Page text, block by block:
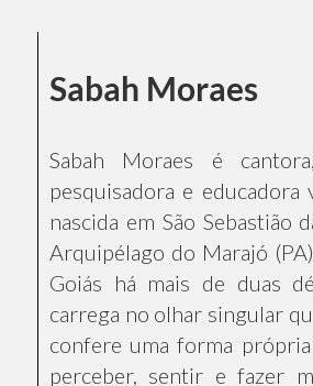
Sabah Moraes
Sabah Moraes é
pesquisadora e educadora
nascida em São Sebastião
Arquipélago do Marajó
Goiás há mais de duas
carrega no olhar singular
confere uma forma
perceber, sentir e fazer